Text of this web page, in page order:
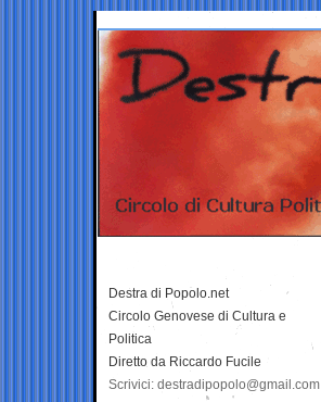
Destra di Popolo.net
Circolo Genovese di Cultura e
Politica
Diretto da Riccardo Fucile
Scrivici: destradipopolo@gmail.com